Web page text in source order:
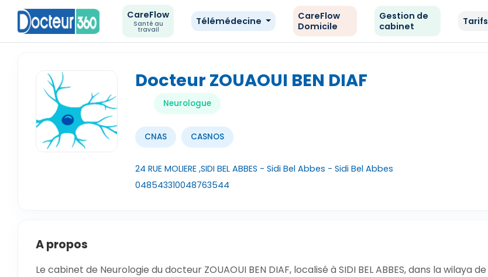
CareFlow
Santé au
travail
Télémédecine
CareFlow
Domicile
Gestion de
cabinet
Tarifs
Docteur ZOUAOUI BEN DIAF
Neurologue
CNAS CASNOS
24 RUE MOLIERE ,SIDI BEL ABBES - Sidi Bel Abbes - Sidi Bel Abbes
048543310048763544
A propos
Le cabinet de Neurologie du docteur ZOUAOUI BEN DIAF, localisé à SIDI BEL ABBES, dans la wilaya de